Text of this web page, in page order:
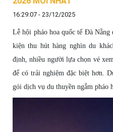
16:29:07 - 23/12/2025
Lễ hội pháo hoa quốc tế Đà Nẵng
kiện thu hút hàng nghìn du
định, nhiều người lựa chọn vé
để có trải nghiệm đặc biệt hơn.
gói dịch vụ du thuyền ngắm pháo